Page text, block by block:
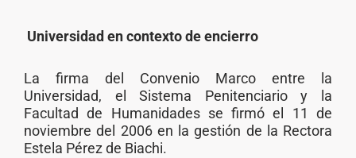
Universidad en contexto de encierro
La firma del Convenio Marco entre la
Universidad, el Sistema Penitenciario y la
Facultad de Humanidades se firmó el 11 de
noviembre del 2006 en la gestión de la Rectora
Estela Pérez de Biachi.